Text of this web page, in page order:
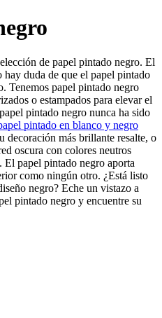
de papel pintado negro. El
duda de que el papel pintado
Tenemos papel pintado negro
o estampados para elevar el
pintado negro nunca ha sido
pintado en blanco y negro
decoración más brillante resalte, o
oscura con colores neutros
El papel pintado negro aporta
como ningún otro. ¿Está listo
negro? Eche un vistazo a
pintado negro y encuentre su